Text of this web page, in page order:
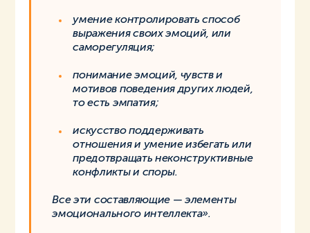
умение контролировать способ
выражения своих эмоций, или
саморегуляция;
понимание эмоций, чувств и
мотивов поведения других людей,
то есть эмпатия;
искусство поддерживать
отношения и умение избегать или
предотвращать неконструктивные
конфликты и споры.
Все эти составляющие — элементы
эмоционального интеллекта».